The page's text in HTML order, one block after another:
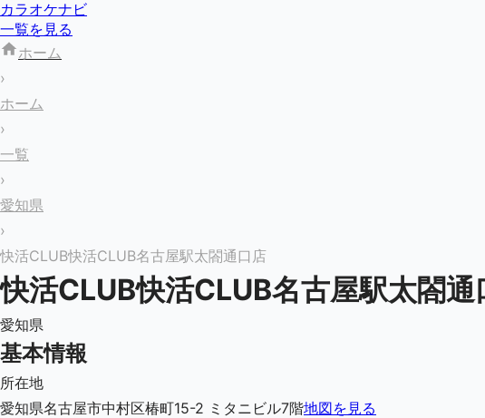
カラオケナビ
一覧を見る
ホーム
›
ホーム
›
一覧
›
愛知県
›
快活CLUB快活CLUB名古屋駅太閤通口店
快活CLUB快活CLUB名古屋駅太閤通
愛知県
基本情報
所在地
愛知県名古屋市中村区椿町15-2 ミタニビル7階地図を見る